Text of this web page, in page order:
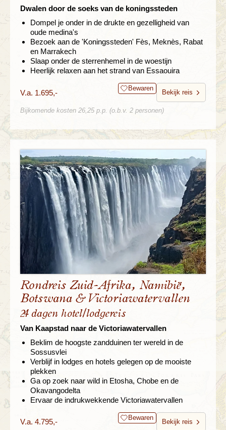
Dwalen door de soeks van de koningssteden
Dompel je onder in de drukte en gezelligheid van
oude medina's
Bezoek aan de 'Koningssteden' Fès, Meknès, Rabat
en Marrakech
Slaap onder de sterrenhemel in de woestijn
Heerlijk relaxen aan het strand van Essaouira
V.a. 1.695,- Bewaren
Bekijk reis
Bijkomende kosten 26,25 p.p. (o.b.v. 2 personen)
Rondreis Zuid-Afrika, Namibië,
Botswana & Victoriawatervallen
24 dagen hotel/lodgereis
Van Kaapstad naar de Victoriawatervallen
Beklim de hoogste zandduinen ter wereld in de
Sossusvlei
Verblijf in lodges en hotels gelegen op de mooiste
plekken
Ga op zoek naar wild in Etosha, Chobe en de
Okavangodelta
Ervaar de indrukwekkende Victoriawatervallen
V.a. 4.795,- Bewaren
Bekijk reis